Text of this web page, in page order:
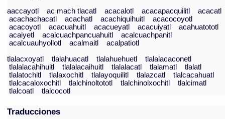
aaccayotl
ac mach tlacatl acacalotl acacapacquilitl
acacatl
acachachacatl
acachatl acachiquihuitl
acacocoyotl
acacoyotl
acacuahuitl acacueyatl acacuiyatl
acahuatototl
acaiyetl
acalcuachpancuahuitl
acalcuachpanitl
acalcuauhyollotl
acalmaitl
acalpatiotl
tlalacxoyatl
tlalahuacatl tlalahuehuetl
tlalalacaconetl
tlalalacahihuitl
tlalalacaihuitl tlalalacatl tlalamatl
tlalatl
tlalatochitl
tlalaxochitl tlalayoquilitl tlalazcatl
tlalcacahuatl
tlalcacaloxochitl
tlalchinoltototl tlalchinolxochitl
tlalcimatl
tlalcoatl
tlalcocotl
Traducciones